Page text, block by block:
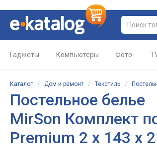
Гаджеты Компьютеры Фото
Каталог / Дом и ремонт / Текстиль /
Постельное белье
MirSon Комплект
Premium 2 x 143 x